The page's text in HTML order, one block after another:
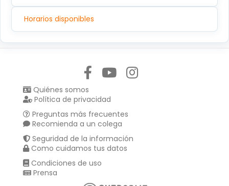
Horarios disponibles
Quiénes somos
Política de privacidad
Preguntas más frecuentes
Recomienda a un colega
Seguridad de la información
Como cuidamos tus datos
Condiciones de uso
Prensa